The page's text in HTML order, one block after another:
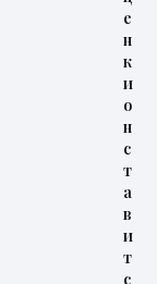
е
н
к
и
о
н
с
т
а
в
и
т
с